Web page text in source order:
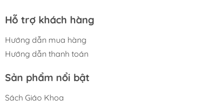
Hỗ trợ khách hàng
Hướng dẫn mua hàng
Hướng dẫn thanh toán
Sản phẩm nổi bật
Sách Giáo Khoa